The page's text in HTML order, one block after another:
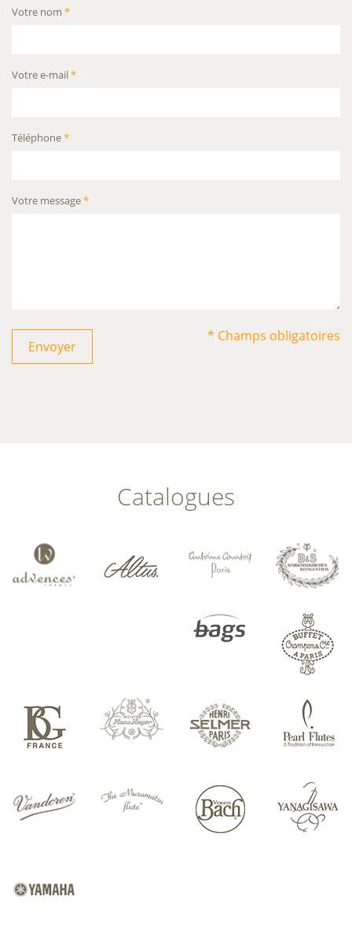
Votre nom *
Votre e-mail*
Téléphone*
Votre message*
Envoyer
* Champs obligatoires
Catalogues